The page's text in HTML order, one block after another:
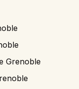
Grenoble